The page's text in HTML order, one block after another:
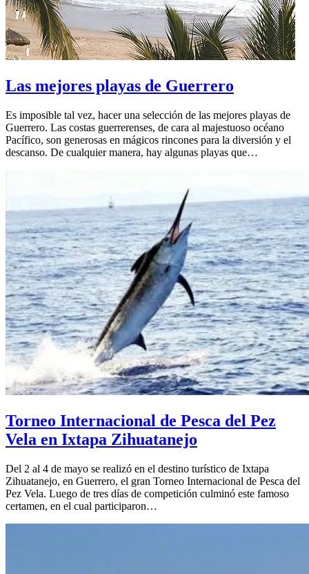
Las mejores playas de Guerrero
Es imposible tal vez, hacer una selección de las mejores playas de
Guerrero. Las costas guerrerenses, de cara al majestuoso océano
Pacífico, son generosas en mágicos rincones para la diversión y el
descanso. De cualquier manera, hay algunas playas que…
Torneo Internacional de Pesca del Pez
Vela en Ixtapa Zihuatanejo
Del 2 al 4 de mayo se realizó en el destino turístico de Ixtapa
Zihuatanejo, en Guerrero, el gran Torneo Internacional de Pesca del
Pez Vela. Luego de tres días de competición culminó este famoso
certamen, en el cual participaron…